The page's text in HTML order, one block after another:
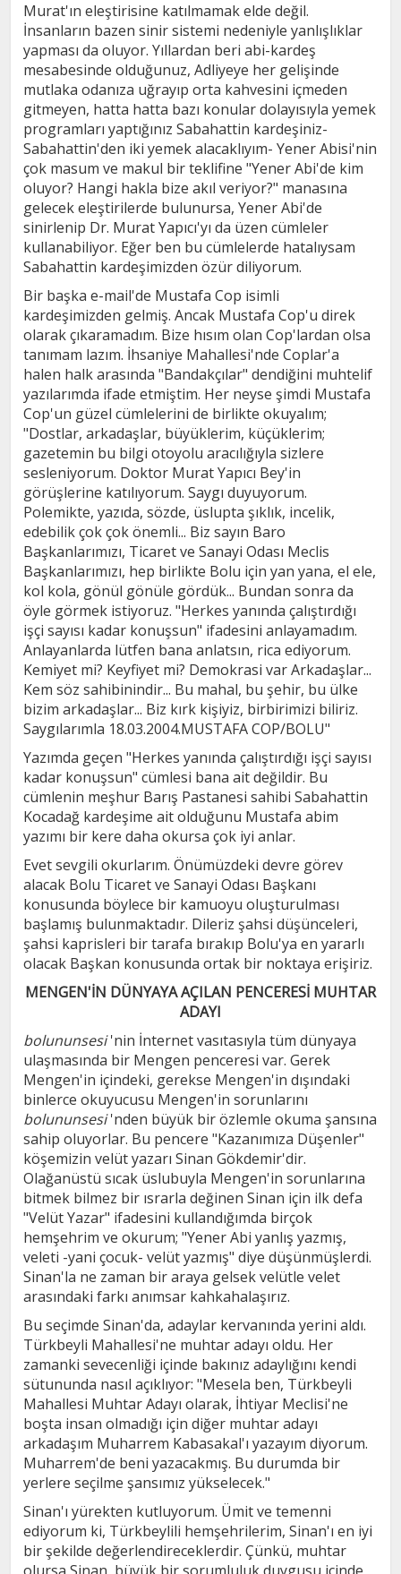
Murat'ın eleştirisine katılmamak elde değil.
İnsanların bazen sinir sistemi nedeniyle yanlışlıklar
yapması da oluyor. Yıllardan beri abi-kardeş
mesabesinde olduğunuz, Adliyeye her gelişinde
mutlaka odanıza uğrayıp orta kahvesini içmeden
gitmeyen, hatta hatta bazı konular dolayısıyla yemek
programları yaptığınız Sabahattin kardeşiniz-
Sabahattin'den iki yemek alacaklıyım- Yener Abisi'nin
çok masum ve makul bir teklifine "Yener Abi'de kim
oluyor? Hangi hakla bize akıl veriyor?" manasına
gelecek eleştirilerde bulunursa, Yener Abi'de
sinirlenip Dr. Murat Yapıcı'yı da üzen cümleler
kullanabiliyor. Eğer ben bu cümlelerde hatalıysam
Sabahattin kardeşimizden özür diliyorum.
Bir başka e-mail'de Mustafa Cop isimli
kardeşimizden gelmiş. Ancak Mustafa Cop'u direk
olarak çıkaramadım. Bize hısım olan Cop'lardan olsa
tanımam lazım. İhsaniye Mahallesi'nde Coplar'a
halen halk arasında "Bandakçılar" dendiğini muhtelif
yazılarımda ifade etmiştim. Her neyse şimdi Mustafa
Cop'un güzel cümlelerini de birlikte okuyalım;
"Dostlar, arkadaşlar, büyüklerim, küçüklerim;
gazetemin bu bilgi otoyolu aracılığıyla sizlere
sesleniyorum. Doktor Murat Yapıcı Bey'in
görüşlerine katılıyorum. Saygı duyuyorum.
Polemikte, yazıda, sözde, üslupta şıklık, incelik,
edebilik çok çok önemli... Biz sayın Baro
Başkanlarımızı, Ticaret ve Sanayi Odası Meclis
Başkanlarımızı, hep birlikte Bolu için yan yana, el ele,
kol kola, gönül gönüle gördük... Bundan sonra da
öyle görmek istiyoruz. "Herkes yanında çalıştırdığı
işçi sayısı kadar konuşsun" ifadesini anlayamadım.
Anlayanlarda lütfen bana anlatsın, rica ediyorum.
Kemiyet mi? Keyfiyet mi? Demokrasi var Arkadaşlar...
Kem söz sahibinindir... Bu mahal, bu şehir, bu ülke
bizim arkadaşlar... Biz kırk kişiyiz, birbirimizi biliriz.
Saygılarımla 18.03.2004.MUSTAFA COP/BOLU"
Yazımda geçen "Herkes yanında çalıştırdığı işçi sayısı
kadar konuşsun" cümlesi bana ait değildir. Bu
cümlenin meşhur Barış Pastanesi sahibi Sabahattin
Kocadağ kardeşime ait olduğunu Mustafa abim
yazımı bir kere daha okursa çok iyi anlar.
Evet sevgili okurlarım. Önümüzdeki devre görev
alacak Bolu Ticaret ve Sanayi Odası Başkanı
konusunda böylece bir kamuoyu oluşturulması
başlamış bulunmaktadır. Dileriz şahsi düşünceleri,
şahsi kaprisleri bir tarafa bırakıp Bolu'ya en yararlı
olacak Başkan konusunda ortak bir noktaya erişiriz.
MENGEN'İN DÜNYAYA AÇILAN PENCERESİ MUHTAR
ADAYI
bolununsesi'nin İnternet vasıtasıyla tüm dünyaya
ulaşmasında bir Mengen penceresi var. Gerek
Mengen'in içindeki, gerekse Mengen'in dışındaki
binlerce okuyucusu Mengen'in sorunlarını
bolununsesi'nden büyük bir özlemle okuma şansına
sahip oluyorlar. Bu pencere "Kazanımıza Düşenler"
köşemizin velüt yazarı Sinan Gökdemir'dir.
Olağanüstü sıcak üslubuyla Mengen'in sorunlarına
bitmek bilmez bir ısrarla değinen Sinan için ilk defa
"Velüt Yazar" ifadesini kullandığımda birçok
hemşehrim ve okurum; "Yener Abi yanlış yazmış,
veleti -yani çocuk- velüt yazmış" diye düşünmüşlerdi.
Sinan'la ne zaman bir araya gelsek velütle velet
arasındaki farkı anımsar kahkahalaşırız.
Bu seçimde Sinan'da, adaylar kervanında yerini aldı.
Türkbeyli Mahallesi'ne muhtar adayı oldu. Her
zamanki sevecenliği içinde bakınız adaylığını kendi
sütununda nasıl açıklıyor: "Mesela ben, Türkbeyli
Mahallesi Muhtar Adayı olarak, İhtiyar Meclisi'ne
boşta insan olmadığı için diğer muhtar adayı
arkadaşım Muharrem Kabasakal'ı yazayım diyorum.
Muharrem'de beni yazacakmış. Bu durumda bir
yerlere seçilme şansımız yükselecek."
Sinan'ı yürekten kutluyorum. Ümit ve temenni
ediyorum ki, Türkbeylili hemşehrilerim, Sinan'ı en iyi
bir şekilde değerlendireceklerdir. Çünkü, muhtar